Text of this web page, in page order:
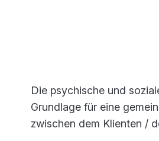
Die psychische und
Grundlage für eine
zwischen dem Klienten /